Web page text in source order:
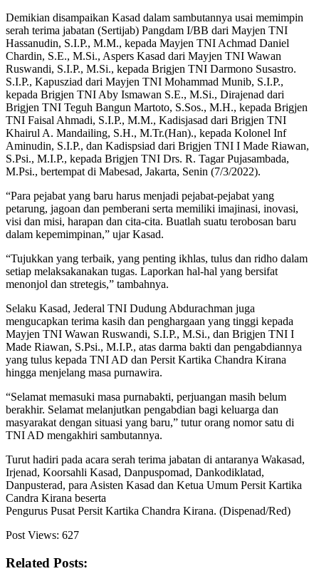
Demikian disampaikan Kasad dalam sambutannya usai memimpin
serah terima jabatan (Sertijab) Pangdam I/BB dari Mayjen TNI
Hassanudin, S.I.P., M.M., kepada Mayjen TNI Achmad Daniel
Chardin, S.E., M.Si., Aspers Kasad dari Mayjen TNI Wawan
Ruswandi, S.I.P., M.Si., kepada Brigjen TNI Darmono Susastro.
S.I.P., Kapusziad dari Mayjen TNI Mohammad Munib, S.I.P.,
kepada Brigjen TNI Aby Ismawan S.E., M.Si., Dirajenad dari
Brigjen TNI Teguh Bangun Martoto, S.Sos., M.H., kepada Brigjen
TNI Faisal Ahmadi, S.I.P., M.M., Kadisjasad dari Brigjen TNI
Khairul A. Mandailing, S.H., M.Tr.(Han)., kepada Kolonel Inf
Aminudin, S.I.P., dan Kadispsiad dari Brigjen TNI I Made Riawan,
S.Psi., M.I.P., kepada Brigjen TNI Drs. R. Tagar Pujasambada,
M.Psi., bertempat di Mabesad, Jakarta, Senin (7/3/2022).
“Para pejabat yang baru harus menjadi pejabat-pejabat yang
petarung, jagoan dan pemberani serta memiliki imajinasi, inovasi,
visi dan misi, harapan dan cita-cita. Buatlah suatu terobosan baru
dalam kepemimpinan,” ujar Kasad.
“Tujukkan yang terbaik, yang penting ikhlas, tulus dan ridho dalam
setiap melaksakanakan tugas. Laporkan hal-hal yang bersifat
menonjol dan stretegis,” tambahnya.
Selaku Kasad, Jederal TNI Dudung Abdurachman juga
mengucapkan terima kasih dan penghargaan yang tinggi kepada
Mayjen TNI Wawan Ruswandi, S.I.P., M.Si., dan Brigjen TNI I
Made Riawan, S.Psi., M.I.P., atas darma bakti dan pengabdiannya
yang tulus kepada TNI AD dan Persit Kartika Chandra Kirana
hingga menjelang masa purnawira.
“Selamat memasuki masa purnabakti, perjuangan masih belum
berakhir. Selamat melanjutkan pengabdian bagi keluarga dan
masyarakat dengan situasi yang baru,” tutur orang nomor satu di
TNI AD mengakhiri sambutannya.
Turut hadiri pada acara serah terima jabatan di antaranya Wakasad,
Irjenad, Koorsahli Kasad, Danpuspomad, Dankodiklatad,
Danpusterad, para Asisten Kasad dan Ketua Umum Persit Kartika
Candra Kirana beserta
Pengurus Pusat Persit Kartika Chandra Kirana. (Dispenad/Red)
Post Views: 627
Related Posts: